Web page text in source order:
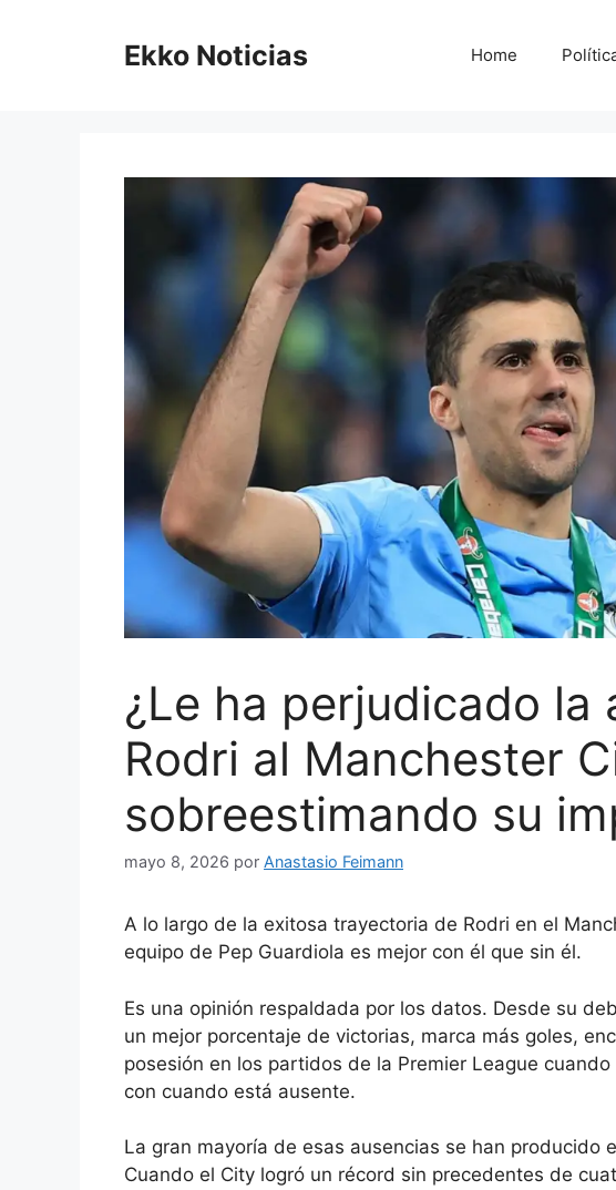
Ekko Noticias Home
¿Le ha perjudicado la
Rodri al Manchester
sobreestimando su
mayo 8, 2026 por Anastasio Feimann
A lo largo de la exitosa trayectoria de Rodri en el
equipo de Pep Guardiola es mejor con él que sin él.
Es una opinión respaldada por los datos. Desde su
un mejor porcentaje de victorias, marca más goles,
posesión en los partidos de la Premier League
con cuando está ausente.
La gran mayoría de esas ausencias se han producido
Cuando el City logró un récord sin precedentes de